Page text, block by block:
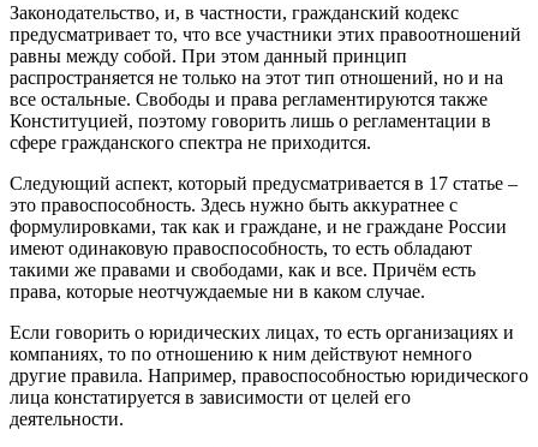
Законодательство, и, в частности, гражданский кодекс
предусматривает то, что все участники этих правоотношений
равны между собой. При этом данный принцип
распространяется не только на этот тип отношений, но и на
все остальные. Свободы и права регламентируются также
Конституцией, поэтому говорить лишь о регламентации в
сфере гражданского спектра не приходится.
Следующий аспект, который предусматривается в 17 статье –
это правоспособность. Здесь нужно быть аккуратнее с
формулировками, так как и граждане, и не граждане России
имеют одинаковую правоспособность, то есть обладают
такими же правами и свободами, как и все. Причём есть
права, которые неотчуждаемые ни в каком случае.
Если говорить о юридических лицах, то есть организациях и
компаниях, то по отношению к ним действуют немного
другие правила. Например, правоспособностью юридического
лица констатируется в зависимости от целей его
деятельности.